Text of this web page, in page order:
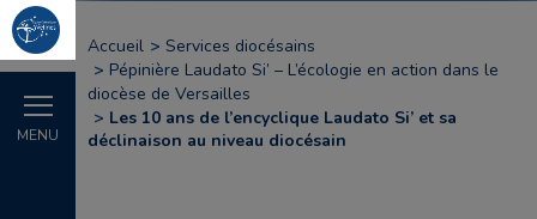
MENU
Accueil
Services diocésains
Pépinière Laudato Si’ – L’écologie en action dans le
diocèse de Versailles
Les 10 ans de l’encyclique Laudato Si’ et sa
déclinaison au niveau diocésain